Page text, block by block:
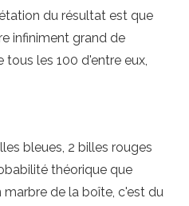
du résultat est que
infiniment grand de
les 100 d'entre eux,
bleues, 2 billes rouges
théorique que
de la boîte, c'est du